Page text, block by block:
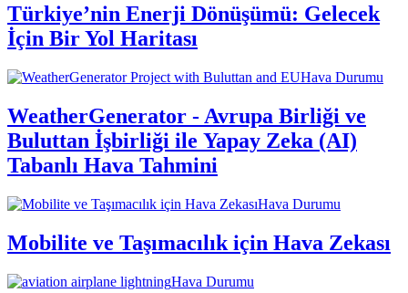
Türkiye’nin Enerji Dönüşümü: Gelecek
İçin Bir Yol Haritası
Hava Durumu
WeatherGenerator - Avrupa Birliği ve
Buluttan İşbirliği ile Yapay Zeka (AI)
Tabanlı Hava Tahmini
Hava Durumu
Mobilite ve Taşımacılık için Hava Zekası
Hava Durumu